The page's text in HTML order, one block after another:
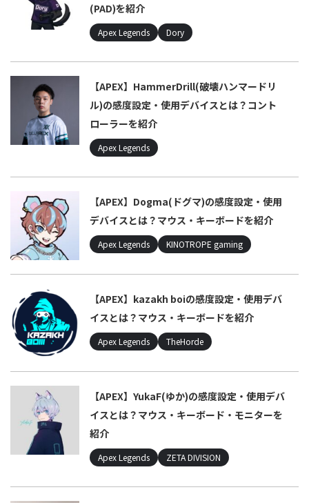
(PAD)を紹介
Apex Legends Dory
【APEX】HammerDrill(破壊ハンマードリ
ル)の感度設定・使用デバイスとは？コント
ローラーを紹介
Apex Legends
【APEX】Dogma(ドグマ)の感度設定・使用
デバイスとは？マウス・キーボードを紹介
Apex Legends KINOTROPE gaming
【APEX】kazakh boiの感度設定・使用デバ
イスとは？マウス・キーボードを紹介
Apex Legends TheHorde
【APEX】YukaF(ゆか)の感度設定・使用デバ
イスとは？マウス・キーボード・モニターを
紹介
Apex Legends ZETA DIVISION